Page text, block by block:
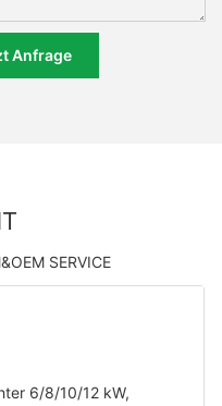
Anfrage
SERVICE